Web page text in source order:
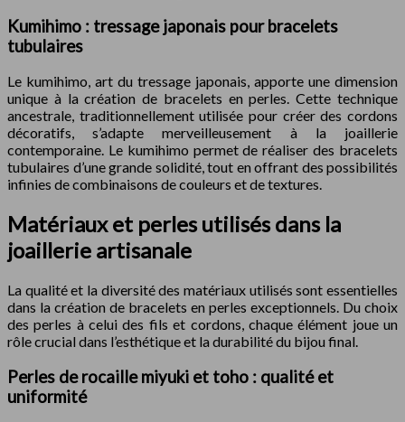
Kumihimo : tressage japonais pour bracelets
tubulaires
Le kumihimo, art du tressage japonais, apporte une dimension
unique à la création de bracelets en perles. Cette technique
ancestrale, traditionnellement utilisée pour créer des cordons
décoratifs, s’adapte merveilleusement à la joaillerie
contemporaine. Le kumihimo permet de réaliser des bracelets
tubulaires d’une grande solidité, tout en offrant des possibilités
infinies de combinaisons de couleurs et de textures.
Matériaux et perles utilisés dans la
joaillerie artisanale
La qualité et la diversité des matériaux utilisés sont essentielles
dans la création de bracelets en perles exceptionnels. Du choix
des perles à celui des fils et cordons, chaque élément joue un
rôle crucial dans l’esthétique et la durabilité du bijou final.
Perles de rocaille miyuki et toho : qualité et
uniformité